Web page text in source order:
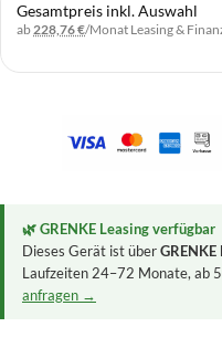
Gesamtpreis inkl. Auswahl
ab228,76 €/Monat Leasing &
🌿 GRENKE Leasing verfügbar
Dieses Gerät ist überGRENKE
Laufzeiten 24–72 Monate, ab
anfragen →